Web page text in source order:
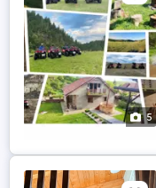
5